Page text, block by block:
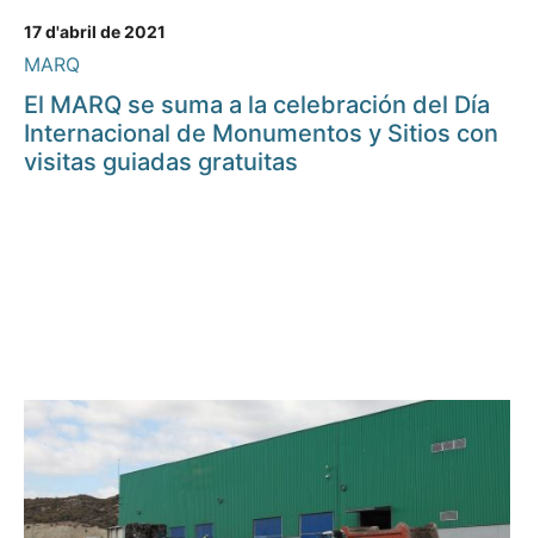
17 d'abril de 2021
MARQ
El MARQ se suma a la celebración del Día
Internacional de Monumentos y Sitios con
visitas guiadas gratuitas